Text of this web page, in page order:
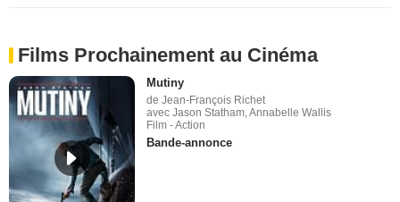
Films Prochainement au Cinéma
Mutiny
de Jean-François Richet
avec Jason Statham, Annabelle Wallis
Film - Action
Bande-annonce